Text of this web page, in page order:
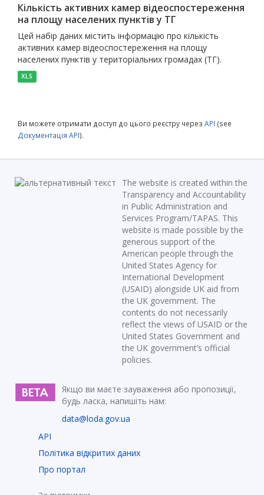
Кількість активних камер відеоспостереження
на площу населених пунктів у ТГ
Цей набір даних містить інформацію про кількість
активних камер відеоспостереження на площу
населених пунктів у територіальних громадах (ТГ).
XLS
Ви можете отримати доступ до цього реєстру через API (see
Документація API).
The website is created within the
Transparency and Accountability
in Public Administration and
Services Program/TAPAS. This
website is made possible by the
generous support of the
American people through the
United States Agency for
International Development
(USAID) alongside UK aid from
the UK government. The
contents do not necessarily
reflect the views of USAID or the
United States Government and
the UK government’s official
policies.
Якщо ви маєте зауваження або пропозиції,
будь ласка, напишіть нам:
data@loda.gov.ua
API
Політика відкритих даних
Про портал